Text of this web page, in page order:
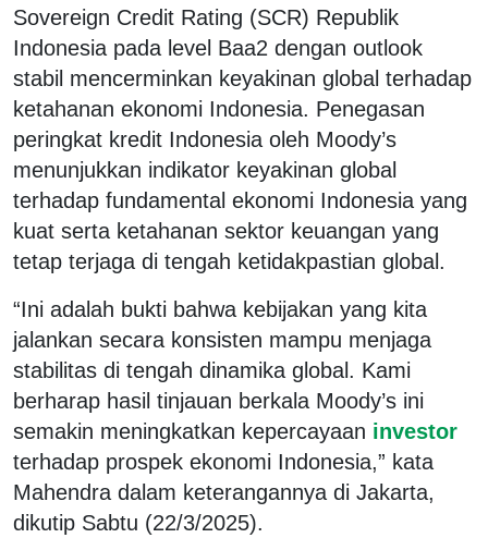
Sovereign Credit Rating (SCR) Republik
Indonesia pada level Baa2 dengan outlook
stabil mencerminkan keyakinan global terhadap
ketahanan ekonomi Indonesia. Penegasan
peringkat kredit Indonesia oleh Moody’s
menunjukkan indikator keyakinan global
terhadap fundamental ekonomi Indonesia yang
kuat serta ketahanan sektor keuangan yang
tetap terjaga di tengah ketidakpastian global.
“Ini adalah bukti bahwa kebijakan yang kita
jalankan secara konsisten mampu menjaga
stabilitas di tengah dinamika global. Kami
berharap hasil tinjauan berkala Moody’s ini
semakin meningkatkan kepercayaan investor
terhadap prospek ekonomi Indonesia,” kata
Mahendra dalam keterangannya di Jakarta,
dikutip Sabtu (22/3/2025).